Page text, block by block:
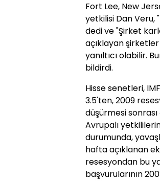
Fort Lee, New
yetkilisi Dan Veru,
dedi ve "Şirket
açıklayan
yanıltıcı olabilir.
bildirdi.
Hisse senetleri,
3.5'ten, 2009
düşürmesi
Avrupalı
durumunda,
hafta açıklanan
resesyondan bu
başvurularının